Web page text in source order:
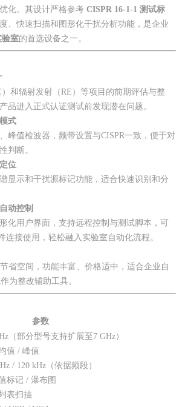
化。其设计严格参考 CISPR 16-1-1 测试标
、快速扫描和图形化干扰分析功能，是企业
验室的首选设备之一。
和辐射发射（RE）等项目的前期评估与整
品进入正式认证测试前发现潜在问题。
式
峰值检波器，频带设置与CISPR一致，便于对
判断。
位
显示和干扰源标记功能，适合快速识别和分
动控制
化用户界面，支持远程控制与测试脚本，可
连接使用，轻松融入实验室自动化流程。
省空间，功能丰富、价格适中，适合企业自
为整改辅助工具。
参数
（部分型号支持扩展至7 GHz）
值 / 峰值
/ 120 kHz（依据频段）
标记 / 瀑布图
表扫描